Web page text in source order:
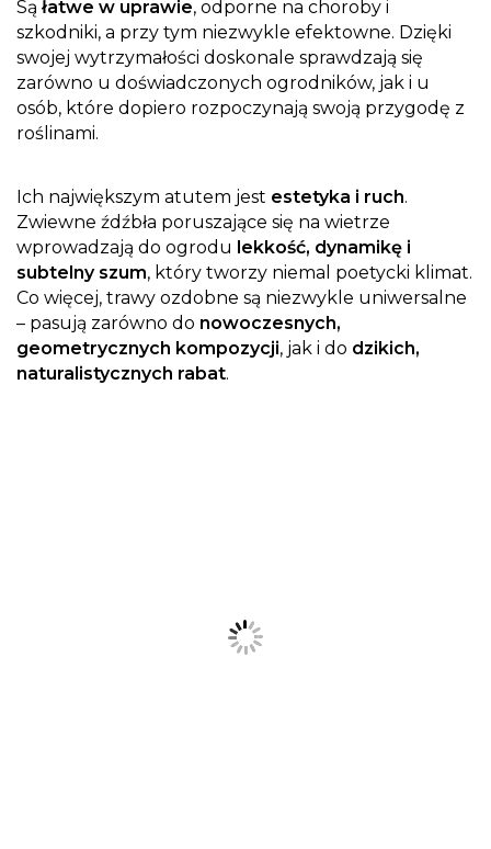
Są łatwe w uprawie, odporne na choroby i
szkodniki, a przy tym niezwykle efektowne. Dzięki
swojej wytrzymałości doskonale sprawdzają się
zarówno u doświadczonych ogrodników, jak i u
osób, które dopiero rozpoczynają swoją przygodę z
roślinami.
Ich największym atutem jest estetyka i ruch.
Zwiewne źdźbła poruszające się na wietrze
wprowadzają do ogrodu lekkość, dynamikę i
subtelny szum, który tworzy niemal poetycki klimat.
Co więcej, trawy ozdobne są niezwykle uniwersalne
– pasują zarówno do nowoczesnych,
geometrycznych kompozycji, jak i do dzikich,
naturalistycznych rabat.